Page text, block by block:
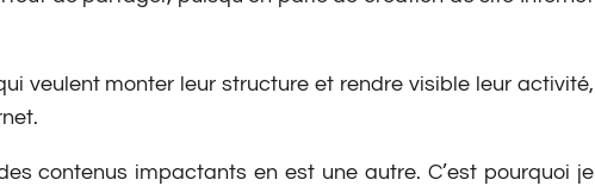
veulent monter leur structure et rendre visible leur activité,
contenus impactants en est une autre. C’est pourquoi je